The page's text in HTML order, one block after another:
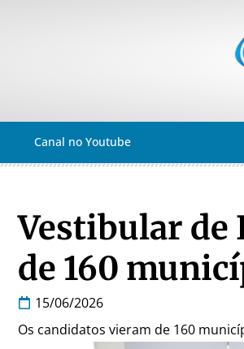
Canal no Youtube
Vestibular de
de 160
15/06/2026
Os candidatos vieram de 160